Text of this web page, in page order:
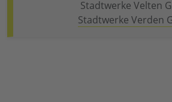
Stadtwerke Velten
Stadtwerke Verden